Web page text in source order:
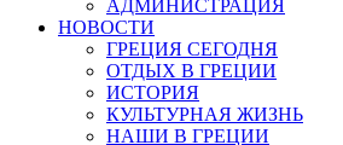
АДМИНИСТРАЦИЯ
НОВОСТИ
ГРЕЦИЯ СЕГОДНЯ
ОТДЫХ В ГРЕЦИИ
ИСТОРИЯ
КУЛЬТУРНАЯ ЖИЗНЬ
НАШИ В ГРЕЦИИ